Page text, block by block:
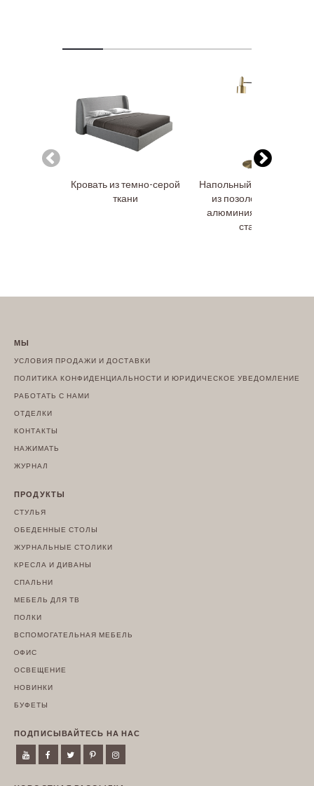
Кровать из темно-серой
ткани
Напольный светильник
из позолоченного
алюминия и черной
стали
МЫ
УСЛОВИЯ ПРОДАЖИ И ДОСТАВКИ
ПОЛИТИКА КОНФИДЕНЦИАЛЬНОСТИ И ЮРИДИЧЕСКОЕ УВЕДОМЛЕНИЕ
РАБОТАТЬ С НАМИ
ОТДЕЛКИ
КОНТАКТЫ
НАЖИМАТЬ
ЖУРНАЛ
ПРОДУКТЫ
СТУЛЬЯ
ОБЕДЕННЫЕ СТОЛЫ
ЖУРНАЛЬНЫЕ СТОЛИКИ
КРЕСЛА И ДИВАНЫ
СПАЛЬНИ
МЕБЕЛЬ ДЛЯ ТВ
ПОЛКИ
ВСПОМОГАТЕЛЬНАЯ МЕБЕЛЬ
OФИС
ОСВЕЩЕНИЕ
НОВИНКИ
БУФЕТЫ
ПОДПИСЫВАЙТЕСЬ НА НАС